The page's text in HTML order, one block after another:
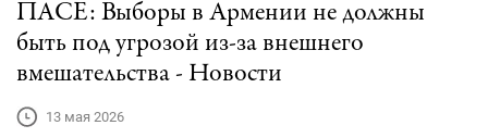
ПАСЕ: Выборы в Армении не должны
быть под угрозой из-за внешнего
вмешательства - Новости
13 мая 2026